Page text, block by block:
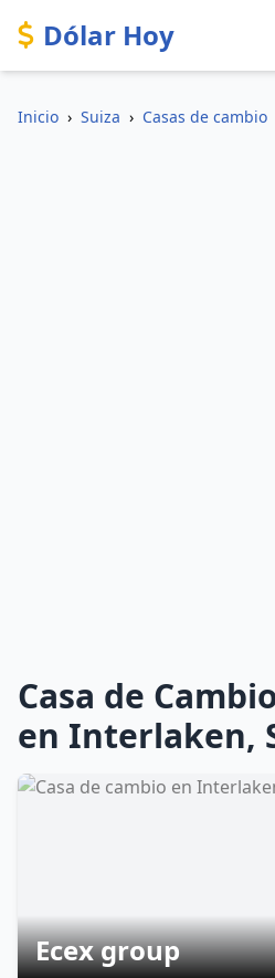
Dólar Hoy
Inicio › Suiza › Casas de cambio
Casa de
en Interlaken,
Ecex group